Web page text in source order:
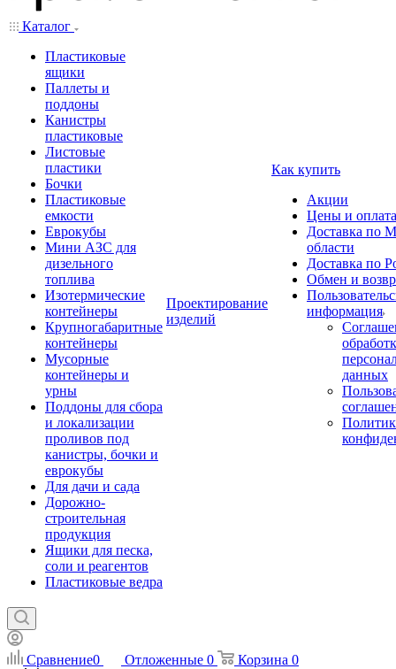
Каталог
Пластиковые
ящики
Паллеты и
поддоны
Канистры
пластиковые
Листовые
пластики
Бочки
Пластиковые
емкости
Еврокубы
Мини АЗС для
дизельного
топлива
Изотермические
контейнеры
Крупногабаритные
контейнеры
Мусорные
контейнеры и
урны
Поддоны для сбора
и локализации
проливов под
канистры, бочки и
еврокубы
Для дачи и сада
Дорожно-
строительная
продукция
Ящики для песка,
соли и реагентов
Пластиковые ведра
Проектирование
изделий
Как купить
Акции
Цены и оплата
Доставка по
области
Доставка по
Обмен и
информация
данных
Сравнение0 Отложенные 0 Корзина 0